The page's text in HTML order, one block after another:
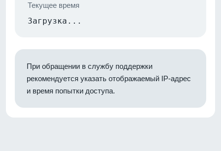
Текущее время
Загрузка...
При обращении в службу поддержки
рекомендуется указать отображаемый IP-адрес
и время попытки доступа.